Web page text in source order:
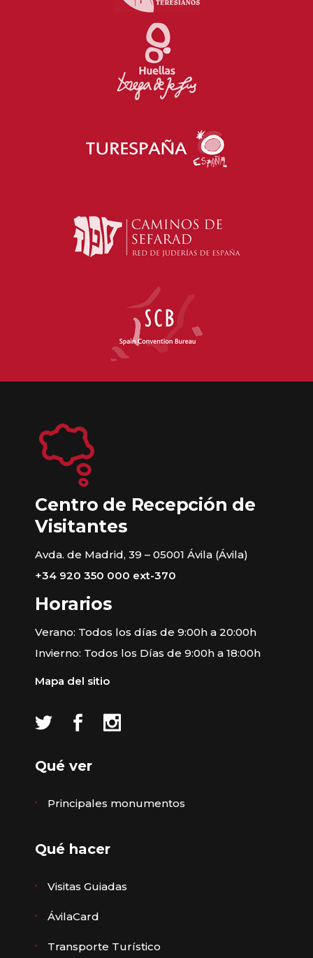
Centro de Recepción de
Visitantes
Avda. de Madrid, 39 – 05001 Ávila (Ávila)
+34 920 350 000 ext-370
Horarios
Verano: Todos los días de 9:00h a 20:00h
Invierno: Todos los Días de 9:00h a 18:00h
Mapa del sitio
Qué ver
Principales monumentos
Qué hacer
Visitas Guiadas
ÁvilaCard
Transporte Turístico